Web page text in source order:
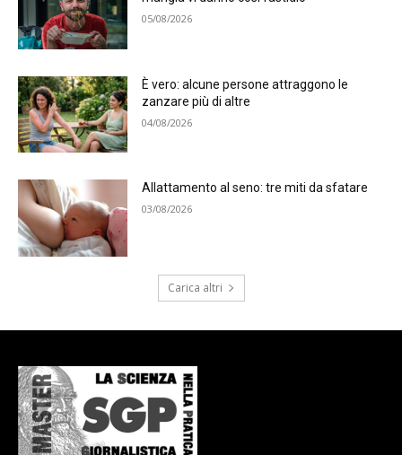
05/08/2026
È vero: alcune persone attraggono le
zanzare più di altre
04/08/2026
Allattamento al seno: tre miti da sfatare
03/08/2026
Carica altri